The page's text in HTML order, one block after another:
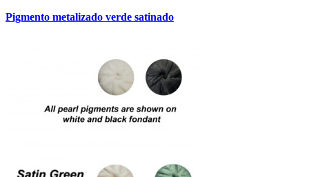
Pigmento metalizado verde satinado